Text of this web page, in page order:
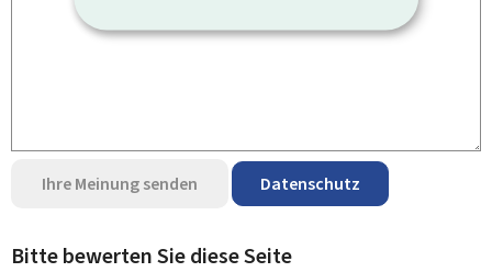
Ihre Meinung senden Datenschutz
Bitte bewerten Sie diese Seite